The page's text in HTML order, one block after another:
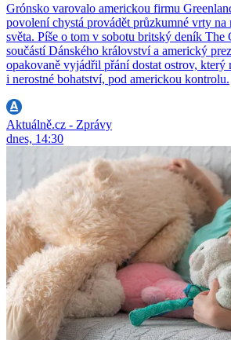
Grónsko varovalo americkou firmu
povolení chystá provádět průzkumné vrty na
světa. Píše o tom v sobotu britský deník The
součástí Dánského království a americký
opakovaně vyjádřil přání dostat ostrov, který
i nerostné bohatství, pod americkou kontrolu.
Aktuálně.cz - Zprávy
dnes, 14:30